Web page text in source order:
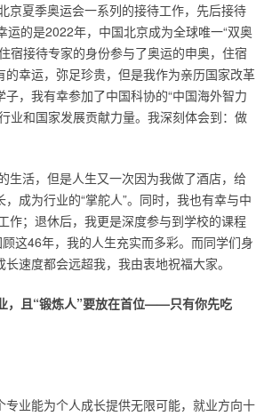
京夏季奥运会一系列的接待工作，先后接待
的是2022年，中国北京成为全球唯一“双奥
宿接待专家的身份参与了奥运的申奥，住宿
幸运，弥足珍贵，但是我作为亲历国家改革
，我有幸参加了中国科协的“中国海外智力
业和国家发展贡献力量。我深刻体会到：做
生活，但是人生又一次因为我做了酒店，给
成为行业的“掌舵人”。同时，我也有幸与中
作；退休后，我更是深度参与到学校的课程
这46年，我的人生充实而多彩。而同学们身
速度都会远超我，我由衷地祝福大家。
，且“锻炼人”要放在首位——只有你先吃
业能为个人成长提供无限可能，就业方向十